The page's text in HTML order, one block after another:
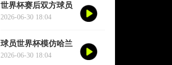
世界杯赛后双方球员
大规模冲突
2026-06-30 18:04
球员世界杯模仿哈兰
德冥想庆祝
2026-06-30 18:04